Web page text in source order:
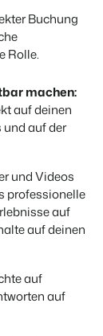
Buchung
Rolle.
machen:
auf deinen
auf der
und Videos
professionelle
auf
auf deinen
auf
auf